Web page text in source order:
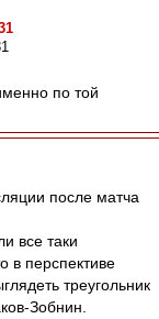
по той
после матча
все таки
в перспективе
треугольник
Зобнин.